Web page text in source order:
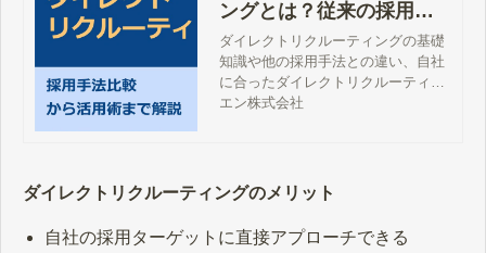
ングとは？従来の採用方
法との比較・サービスの
選び方
ダイレクトリクルーティングの基礎
知識や他の採用手法との違い、自社
に合ったダイレクトリクルーティン
グサービスの選び方まで徹底解説し
エン株式会社
ダイレクトリクルーティングのメリット
自社の採用ターゲットに直接アプローチできる